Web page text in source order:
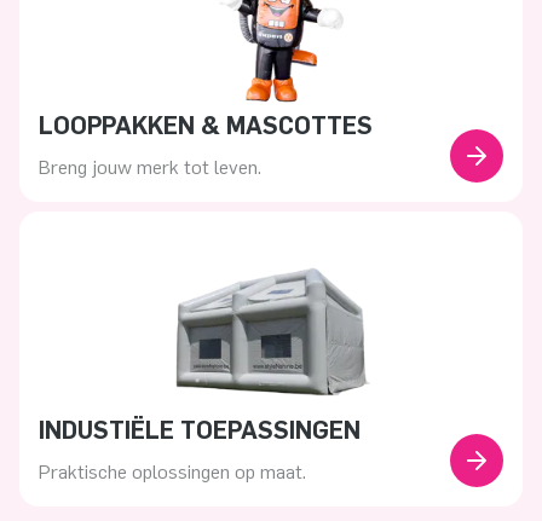
LOOPPAKKEN & MASCOTTES
Breng jouw merk tot leven.
INDUSTIËLE TOEPASSINGEN
Praktische oplossingen op maat.